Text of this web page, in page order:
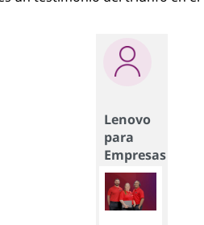
Lenovo
para
Empresas